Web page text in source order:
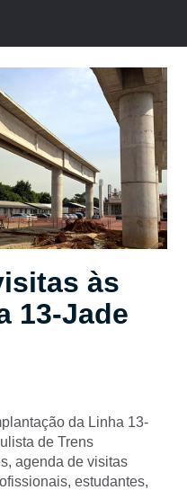
às
13-Jade
da Linha 13-
de Trens
agenda de visitas
estudantes,